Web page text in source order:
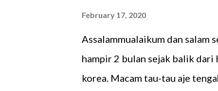
recommends @ JIMBARAN,
Recommends?? Sebenarnya
poket Wifi Travel Recomm...
February 17, 2020
Assalammualaikum dan salam
hampir 2 bulan sejak balik dari
korea. Macam tau-tau aje